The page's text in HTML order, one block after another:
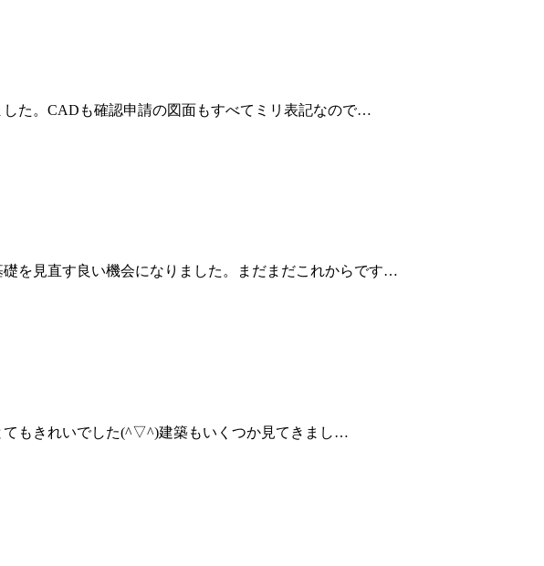
た。CADも確認申請の図面もすべてミリ表記なので…
を見直す良い機会になりました。まだまだこれからです…
てもきれいでした(^▽^)建築もいくつか見てきまし…